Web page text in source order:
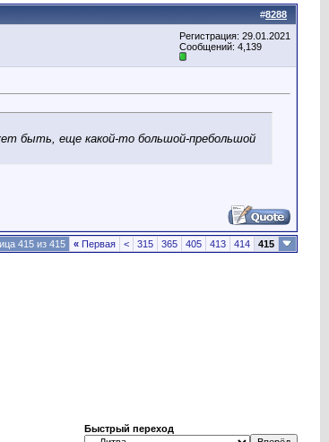
#8288
Регистрация: 29.01.2021
Сообщений: 4,139
быть, еще какой-то большой-пребольшой
415 из 415 « Первая < 315 365 405 413 414 415
Быстрый переход